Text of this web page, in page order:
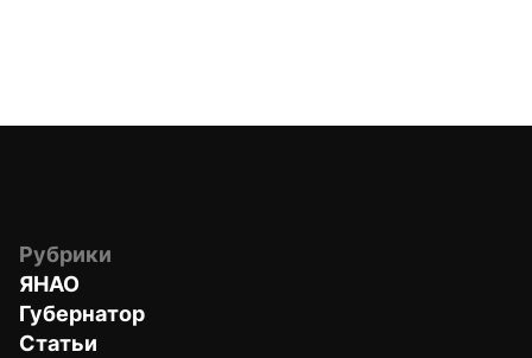
Рубрики
ЯНАО
Губернатор
Статьи